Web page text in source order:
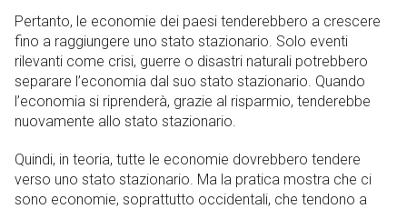
Pertanto, le economie dei paesi tenderebbero a crescere
fino a raggiungere uno stato stazionario. Solo eventi
rilevanti come crisi, guerre o disastri naturali potrebbero
separare l’economia dal suo stato stazionario. Quando
l’economia si riprenderà, grazie al risparmio, tenderebbe
nuovamente allo stato stazionario.
Quindi, in teoria, tutte le economie dovrebbero tendere
verso uno stato stazionario. Ma la pratica mostra che ci
sono economie, soprattutto occidentali, che tendono a